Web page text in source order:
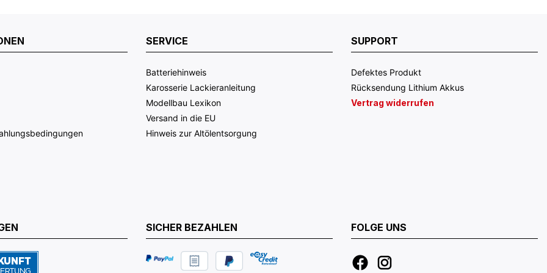
SERVICE
Batteriehinweis
Karosserie Lackieranleitung
Modellbau Lexikon
Versand in die EU
Hinweis zur Altölentsorgung
SUPPORT
Defektes Produkt
Rücksendung Lithium Akkus
Vertrag widerrufen
SICHER BEZAHLEN FOLGE UNS